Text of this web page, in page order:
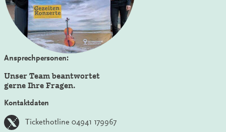
Ansprechpersonen:
Unser Team beantwortet
gerne Ihre Fragen.
Kontaktdaten
Tickethotline 04941 179967